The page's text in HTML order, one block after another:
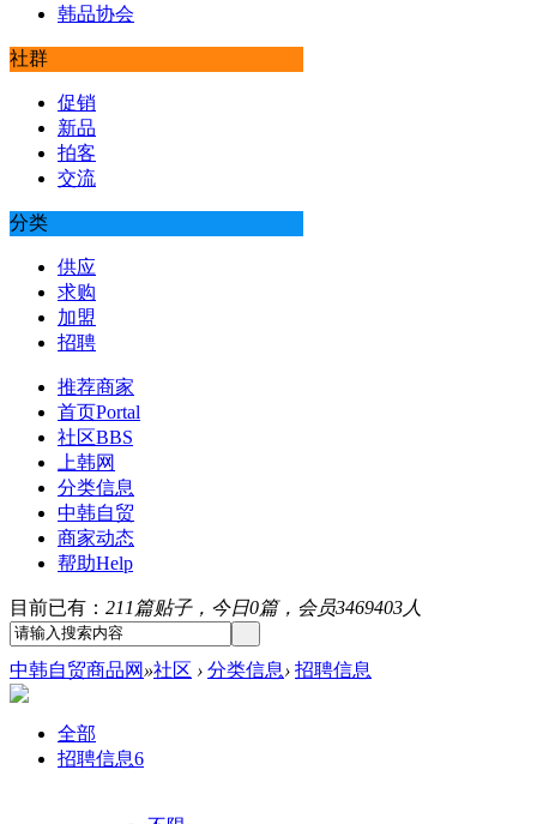
韩品协会
社群
促销
新品
拍客
交流
分类
供应
求购
加盟
招聘
推荐商家
首页Portal
社区BBS
上韩网
分类信息
中韩自贸
商家动态
帮助Help
目前已有： 211篇贴子，今日0篇，会员3469403人
中韩自贸商品网 »社区 › 分类信息› 招聘信息
全部
招聘信息6